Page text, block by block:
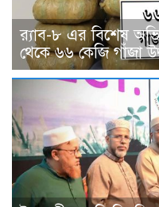
র‍্যাব-৮ এর বিশেষ
থেকে ৬৬ কেজি গাঁজা